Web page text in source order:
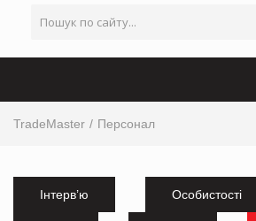
TradeMaster Персонал
Інтерв’ю Особистості